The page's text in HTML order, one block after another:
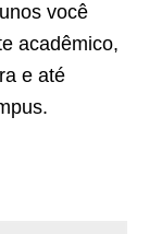
você
acadêmico,
e até